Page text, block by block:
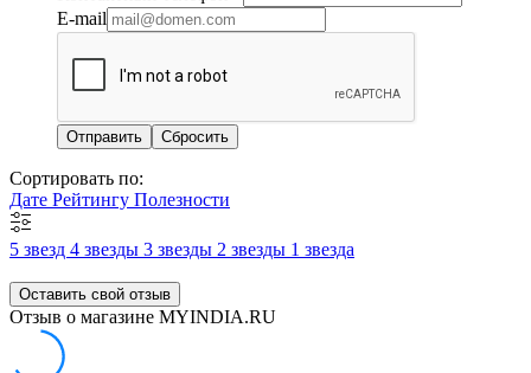
E-mail
Сбросить
Сортировать по:
Дате Рейтингу Полезности
5 звезд 4 звезды 3 звезды 2 звезды 1 звезда
Оставить свой отзыв
Отзыв о магазине MYINDIA.RU